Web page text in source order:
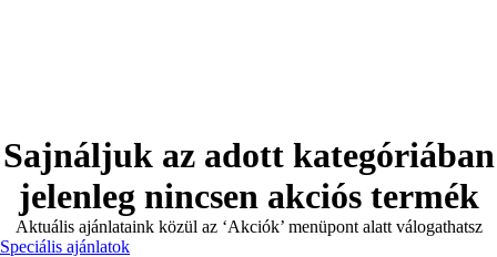
Sajnáljuk az adott kategóriában
jelenleg nincsen akciós termék
Aktuális ajánlataink közül az ‘Akciók’ menüpont alatt válogathatsz
Speciális ajánlatok